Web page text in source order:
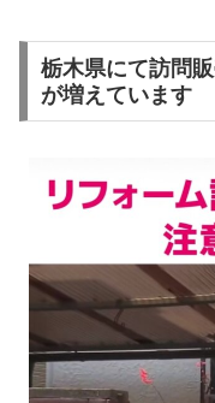
栃木県にて訪問
が増えています